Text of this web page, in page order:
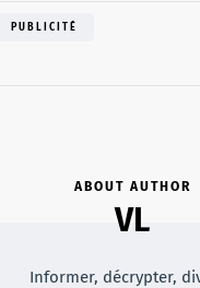
PUBLICITÉ
ABOUT AUTHOR
VL
Informer, décrypter,